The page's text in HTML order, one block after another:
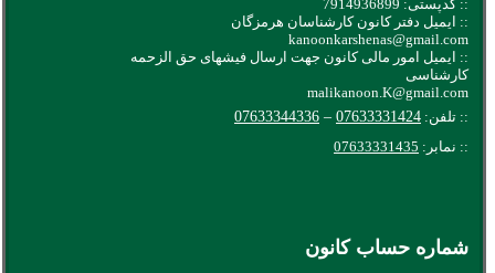
:: کدپستی: 7914936899
:: ایمیل دفتر کانون کارشناسان هرمزگان
kanoonkarshenas@gmail.com
:: ایمیل امور مالی کانون جهت ارسال فیشهای حق الزحمه
کارشناسی
malikanoon.K@gmail.com
:: تلفن: 07633331424
–
07633344336
:: نمابر: 07633331435
شماره حساب کانون